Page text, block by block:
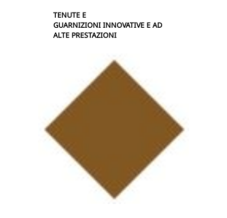
TENUTE E
GUARNIZIONI INNOVATIVE E AD
ALTE PRESTAZIONI